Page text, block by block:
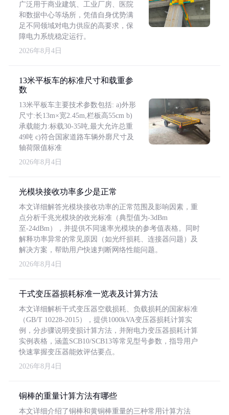
广泛用于商业建筑、工业厂房、医院
和数据中心等场所，凭借自身优势满
足不同领域对电力供应的高要求，保
障电力系统稳定运行。
2026年8月4日
13米平板车的标准尺寸和载重参
数
13米平板车主要技术参数包括: a)外形
尺寸:长13m×宽2.45m,栏板高55cm b)
承载能力:标载30-35吨,最大允许总重
49吨 c)符合国家道路车辆外廓尺寸及
轴荷限值标准
2026年8月4日
光模块接收功率多少是正常
本文详细解答光模块接收功率的正常范围及影响因素，重
点分析千兆光模块的收光标准（典型值为-3dBm
至-24dBm），并提供不同速率光模块的参考值表格。同时
解释功率异常的常见原因（如光纤损耗、连接器问题）及
解决方案，帮助用户快速判断网络性能问题。
2026年8月4日
干式变压器损耗标准一览表及计算方法
本文详细解析干式变压器空载损耗、负载损耗的国家标准
（GB/T 10228-2015），提供1000kVA变压器损耗计算实
例，分步骤说明变损计算方法，并附电力变压器损耗计算
实例表格，涵盖SCB10/SCB13等常见型号参数，指导用户
快速掌握变压器能效评估要点。
2026年8月4日
铜棒的重量计算方法有哪些
本文详细介绍了铜棒和黄铜棒重量的三种常用计算方法